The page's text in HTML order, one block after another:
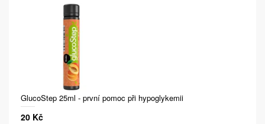
GlucoStep 25ml - první pomoc při hypoglykemii
20 Kč